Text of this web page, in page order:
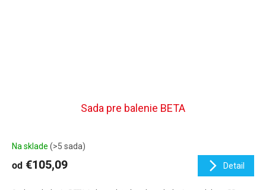
Sada pre balenie BETA
Na sklade (>5 sada)
od €105,09 Detail